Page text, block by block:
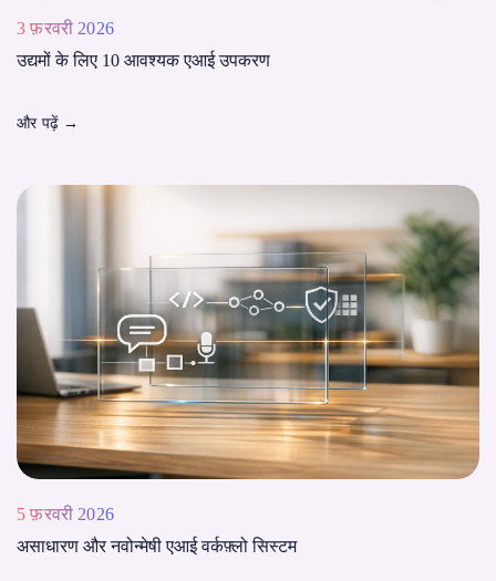
3 फ़रवरी 2026
उद्यमों के लिए 10 आवश्यक एआई उपकरण
और पढ़ें →
5 फ़रवरी 2026
असाधारण और नवोन्मेषी एआई वर्कफ़्लो सिस्टम